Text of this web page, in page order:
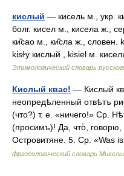
кислый — кисель м., укр.
болг. кисел м., кисела ж.,
ки̏сао м., ки̏сла ж., словен.
kisɫу кислый , kisiel м.
Этимологический словарь
Кислый квас! — Кислый
неопредѣленный отвѣтъ
(что?) т. е. «ничего!» Ср.
(просимъ)! Да, что̀, говорю,
Островитяне. 5. Ср. «Was
фразеологический словарь